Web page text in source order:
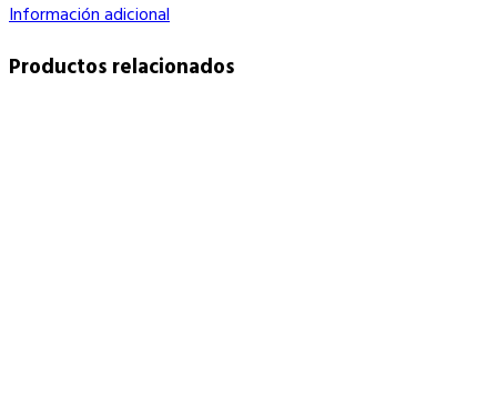
Información adicional
Productos relacionados